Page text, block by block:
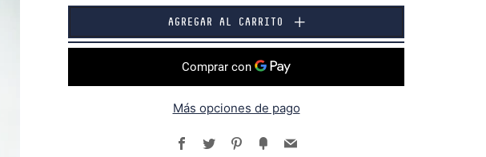
AGREGAR AL CARRITO
Más opciones de pago
Facebook
Twitter Pinterest
Fancy